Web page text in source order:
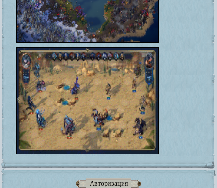
Авторизация